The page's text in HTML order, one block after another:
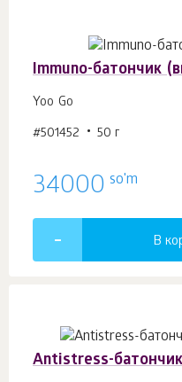
Immuno-батончик
Yoo Gо
#501452 50 г
34000 so'm
В
Antistress-